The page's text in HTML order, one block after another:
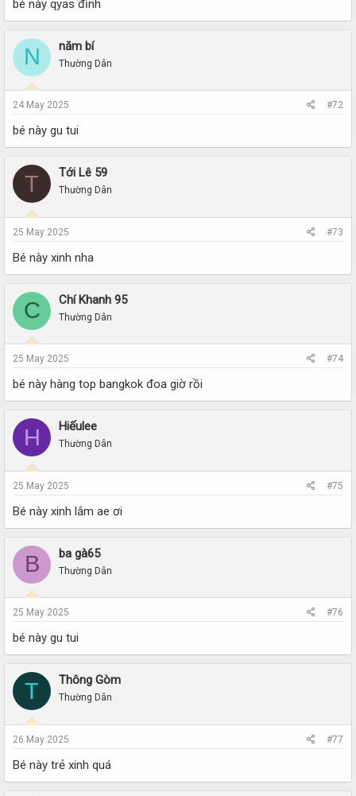
bé này qyas đỉnh
N năm bí
Thường Dân
24 May 2025 #72
bé này gu tui
T Tới Lê 59
Thường Dân
25 May 2025 #73
Bé này xinh nha
C Chí Khanh 95
Thường Dân
25 May 2025 #74
bé này hàng top bangkok đoa giờ rồi
H Hiếulee
Thường Dân
25 May 2025 #75
Bé này xinh lắm ae ơi
B ba gà65
Thường Dân
25 May 2025 #76
bé này gu tui
T Thông Gòm
Thường Dân
26 May 2025 #77
Bé này trẻ xinh quá